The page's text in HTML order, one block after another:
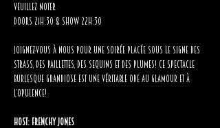
Veuillez noter
Doors 21h:30 & Show 22h:30
Joignez-vous à nous pour une soirée placée sous le signe des
strass, des paillettes, des sequins et des plumes! Ce spectacle
burlesque grandiose est une véritable ode au glamour et à
l’opulence!
Host: Frenchy Jones